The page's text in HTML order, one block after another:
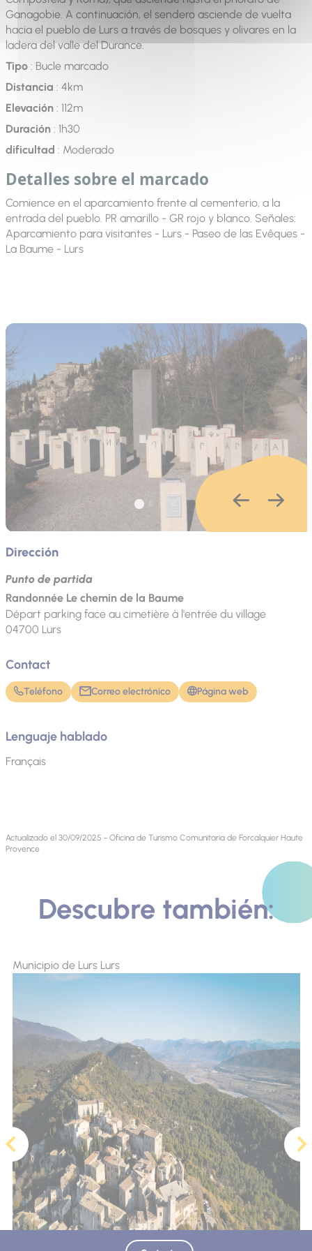
Ganagobie. A continuación, el sendero asciende de vuelta
hacia el pueblo de Lurs a través de bosques y olivares en la
ladera del valle del Durance.
Tipo: Bucle marcado
Distancia : 4km
Elevación: 112m
Duración: 1h30
dificultad : Moderado
Detalles sobre el marcado
Comience en el aparcamiento frente al cementerio, a la
entrada del pueblo. PR amarillo - GR rojo y blanco. Señales:
Aparcamiento para visitantes - Lurs - Paseo de las Evêques -
La Baume - Lurs
Dirección
Punto de partida
Randonnée Le chemin de la Baume
Départ parking face au cimetière à l'entrée du village
04700 Lurs
Contact
Teléfono Correo electrónico Página web
Lenguaje hablado
Français
Actualizado el 30/09/2025 - Oficina de Turismo Comunitaria de Forcalquier Haute
Provence
Descubre también:
Municipio de Lurs Lurs